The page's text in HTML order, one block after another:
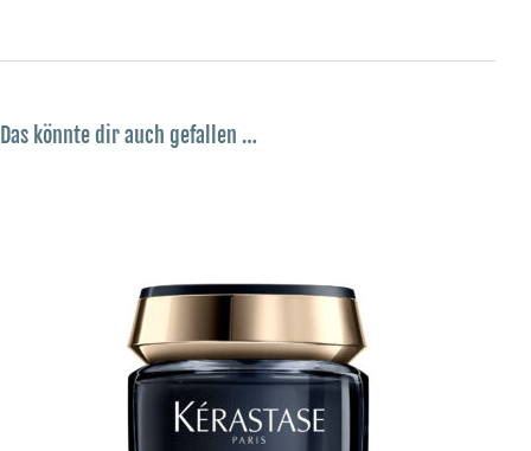
Das könnte dir auch gefallen …